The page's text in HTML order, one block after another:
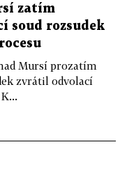
zatím
soud rozsudek
Mursí prozatím
zvrátil odvolací